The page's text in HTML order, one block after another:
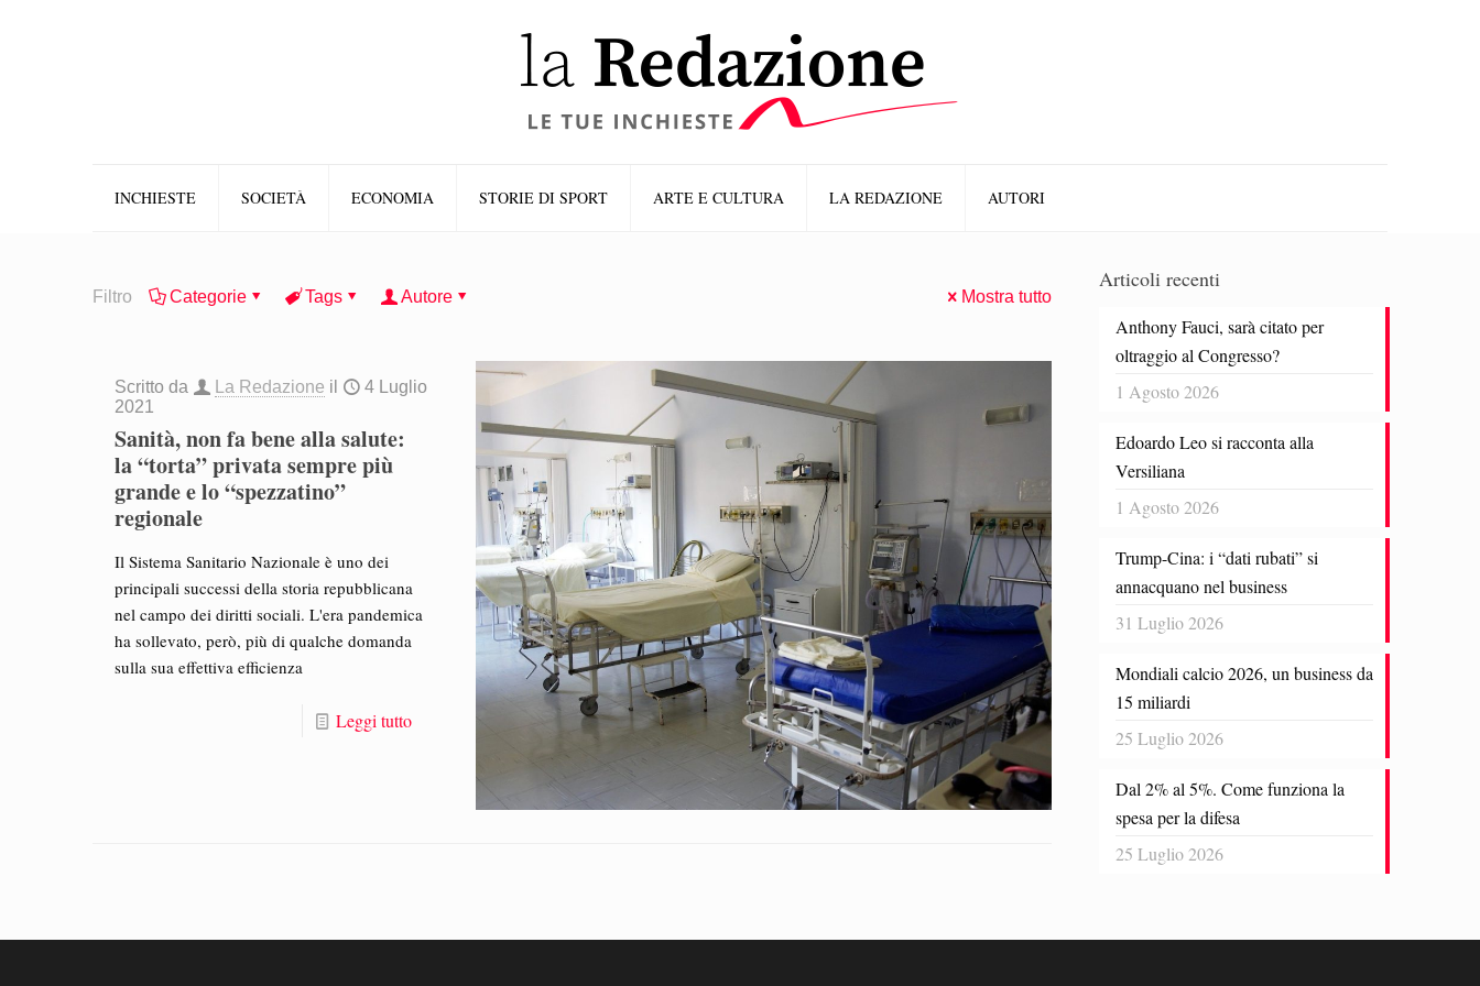
INCHIESTE SOCIETÀ ECONOMIA STORIE DI SPORT ARTE E CULTURA LA REDAZIONE AUTORI
Filtro Categorie Tags Autore Mostra tutto
Scritto da La Redazione il
4 Luglio
2021
Sanità, non fa bene alla salute:
la “torta” privata sempre più
grande e lo “spezzatino”
regionale
Il Sistema Sanitario Nazionale è uno dei
principali successi della storia repubblicana
nel campo dei diritti sociali. L'era pandemica
ha sollevato, però, più di qualche domanda
sulla sua effettiva efficienza
Leggi tutto
Articoli recenti
Anthony Fauci, sarà citato per
oltraggio al Congresso?
1 Agosto 2026
Edoardo Leo si racconta alla
Versiliana
1 Agosto 2026
Trump-Cina: i “dati rubati” si
annacquano nel business
31 Luglio 2026
Mondiali calcio 2026, un business da
15 miliardi
25 Luglio 2026
Dal 2% al 5%. Come funziona la
spesa per la difesa
25 Luglio 2026